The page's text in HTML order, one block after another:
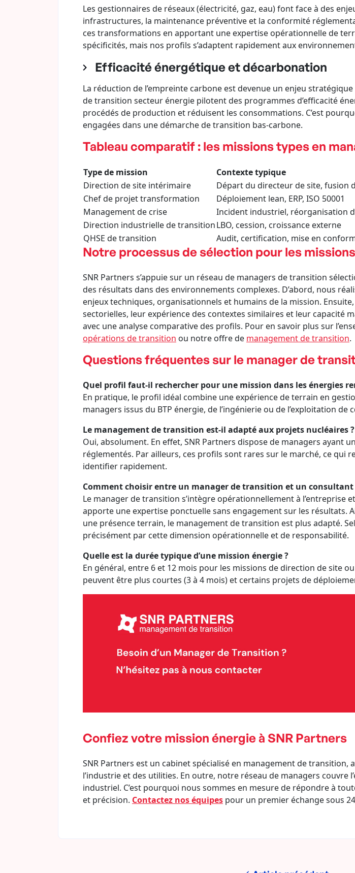
Les gestionnaires de réseaux (électricité, gaz, eau) font face à des
infrastructures, la maintenance préventive et la conformité
ces transformations en apportant une expertise opérationnelle de
spécificités, mais nos profils s’adaptent rapidement aux
Efficacité énergétique et décarbonation
La réduction de l’empreinte carbone est devenue un enjeu
de transition secteur énergie pilotent des programmes d’efficacité
procédés de production et réduisent les consommations. C’est
engagées dans une démarche de transition bas-carbone.
Tableau comparatif : les missions types en
Type de mission Contexte typique
Direction de site intérimaire
Départ du directeur de site, fusion
Chef de projet transformation
Déploiement lean, ERP, ISO 50001
Management de crise
Incident industriel, réorganisation
Direction industrielle de transitionLBO, cession, croissance externe
QHSE de transition
Audit, certification, mise en
Notre processus de sélection pour les
SNR Partners s’appuie sur un réseau de managers de transition
des résultats dans des environnements complexes. D’abord, nous
enjeux techniques, organisationnels et humains de la mission.
sectorielles, leur expérience des contextes similaires et leur capacité
avec une analyse comparative des profils. Pour en savoir plus sur
opérations de transition ou notre offre de management de transition.
Questions fréquentes sur le manager de
Quel profil faut-il rechercher pour une mission dans les énergies
En pratique, le profil idéal combine une expérience de terrain en
managers issus du BTP énergie, de l’ingénierie ou de l’exploitation
Le management de transition est-il adapté aux projets nucléaires ?
Oui, absolument. En effet, SNR Partners dispose de managers ayant
réglementés. Par ailleurs, ces profils sont rares sur le marché, ce qui
identifier rapidement.
Comment choisir entre un manager de transition et un consultant
Le manager de transition s’intègre opérationnellement à
apporte une expertise ponctuelle sans engagement sur les résultats.
une présence terrain, le management de transition est plus adapté.
précisément par cette dimension opérationnelle et de responsabilité.
Quelle est la durée typique d’une mission énergie ?
En général, entre 6 et 12 mois pour les missions de direction de site
peuvent être plus courtes (3 à 4 mois) et certains projets de
Confiez votre mission énergie à SNR Partners
SNR Partners est un cabinet spécialisé en management de transition,
l’industrie et des utilities. En outre, notre réseau de managers
industriel. C’est pourquoi nous sommes en mesure de répondre à
et précision. Contactez nos équipes pour un premier échange sous